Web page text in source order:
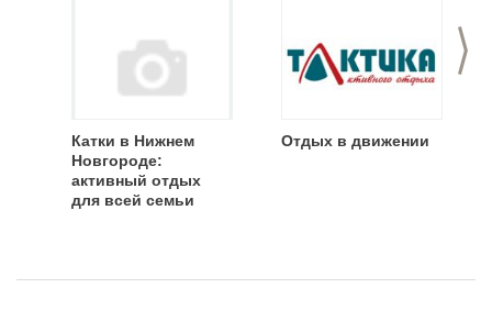
>
Катки в Нижнем
Новгороде:
активный отдых
для всей семьи
Отдых в движении